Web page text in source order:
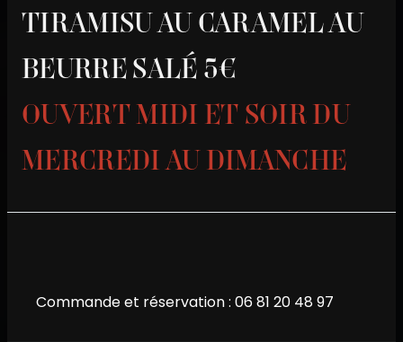
TIRAMISU AU CARAMEL AU
BEURRE SALÉ 5€
OUVERT MIDI ET SOIR DU
MERCREDI AU DIMANCHE
Commande et réservation : 06 81 20 48 97